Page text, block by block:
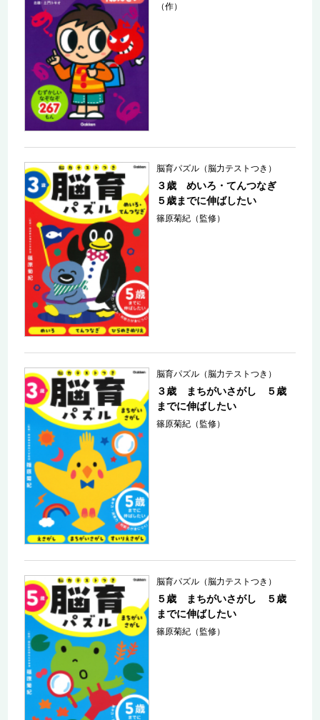
（作）
脳育パズル（脳力テストつき）
３歳 めいろ・てんつなぎ
５歳までに伸ばしたい
篠原菊紀（監修）
脳育パズル（脳力テストつき）
３歳 まちがいさがし ５歳
までに伸ばしたい
篠原菊紀（監修）
脳育パズル（脳力テストつき）
５歳 まちがいさがし ５歳
までに伸ばしたい
篠原菊紀（監修）